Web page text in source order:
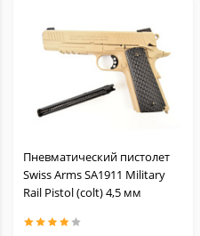
Пневматический пистолет
Swiss Arms SA1911 Military
Rail Pistol (colt) 4,5 мм